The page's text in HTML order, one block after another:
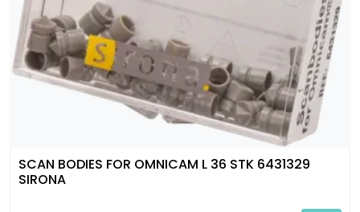
SCAN BODIES FOR OMNICAM L 36 STK 6431329
SIRONA